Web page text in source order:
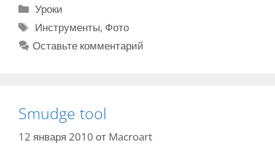
Р
у
р
Уроки
М
е
Инструменты, Фото
Оставьте комментарий
Smudge tool
12 января 2010 от Macroart